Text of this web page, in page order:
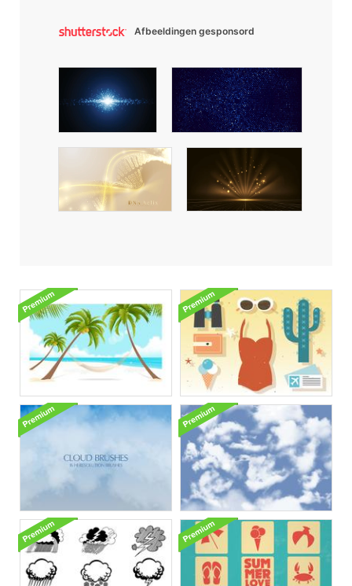
Afbeeldingen gesponsord